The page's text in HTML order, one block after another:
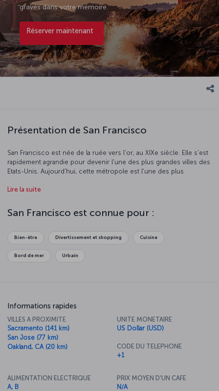
gravés dans votre mémoire.
Réserver maintenant
Présentation de San Francisco
San Francisco est née de la ruée vers l'or, au XIXe siècle. Elle s'est
rapidement agrandie pour devenir l'une des plus grandes villes des
Etats-Unis. Aujourd'hui, cette métropole est l'une des plus
Pendant votre visite, vous ne manquerez pas de choses à faire et à
d'un tramway, traverser le Golden Gate Bridge à pied ou déguster
d'excellents fruits de mer à Fisherman's Wharf. Vous pourrez aussi
plus grands criminels, tel qu'Al Capone, ont séjourné. La magnifique
qui ne demandent qu'à être explorés.
Lire la suite
San Francisco est connue pour :
Bien-être Divertissement et shopping Cuisine
Bord de mer Urbain
Informations rapides
VILLES A PROXIMITE
Sacramento (141 km)
San Jose (77 km)
Oakland, CA (20 km)
UNITE MONETAIRE
US Dollar (USD)
CODE DU TELEPHONE
+1
ALIMENTATION ELECTRIQUE
A, B
PRIX MOYEN D'UN CAFE
N/A